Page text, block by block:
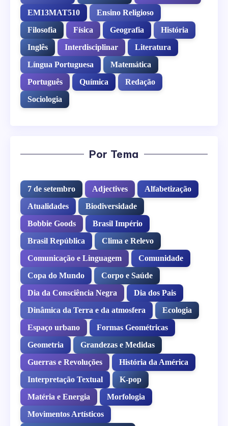
EM13MAT510
Ensino Religioso
Filosofia
Física Geografia
História
Inglês
Interdisciplinar
Literatura
Língua Portuguesa
Matemática
Português
Química
Redação
Sociologia
Por Tema
7 de setembro Adjectives
Alfabetização
Atualidades
Biodiversidade
Bobbie Goods
Brasil Império
Brasil República
Clima e Relevo
Comunicação e Linguagem
Comunidade
Copa do Mundo
Corpo e Saúde
Dia da Consciência Negra
Dia dos Pais
Dinâmica da Terra e da atmosfera
Ecologia
Espaço urbano
Formas Geométricas
Geometria
Grandezas e Medidas
Guerras e Revoluções
História da América
Interpretação Textual
K-pop
Matéria e Energia
Morfologia
Movimentos Artísticos